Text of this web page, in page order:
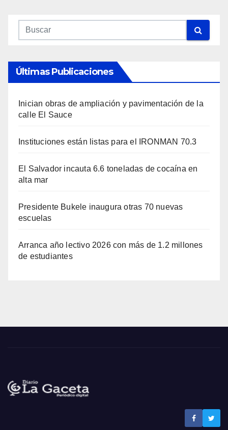
Últimas Publicaciones
Inician obras de ampliación y pavimentación de la
calle El Sauce
Instituciones están listas para el IRONMAN 70.3
El Salvador incauta 6.6 toneladas de cocaína en
alta mar
Presidente Bukele inaugura otras 70 nuevas
escuelas
Arranca año lectivo 2026 con más de 1.2 millones
de estudiantes